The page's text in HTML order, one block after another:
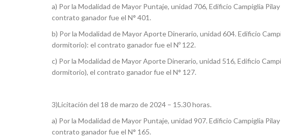
a) Por la Modalidad de Mayor Puntaje, unidad 706, Edificio Campiglia
contrato ganador fue el N° 401.
b) Por la Modalidad de Mayor Aporte Dinerario, unidad 604. Edificio
dormitorio): el contrato ganador fue el Nº 122.
c) Por la Modalidad de Mayor Aporte Dinerario, unidad 516, Edificio
dormitorio), el contrato ganador fue el N° 127.
3)Licitación del 18 de marzo de 2024 – 15.30 horas.
a) Por la Modalidad de Mayor Puntaje, unidad 907. Edificio Campiglia
contrato ganador fue el N° 165.